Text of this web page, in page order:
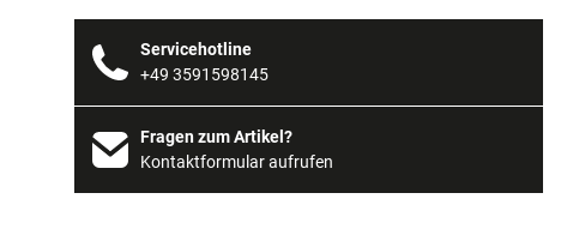
Servicehotline
+49 3591598145
Fragen zum Artikel?
Kontaktformular aufrufen